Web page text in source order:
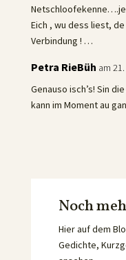
Eich , wu dess liest,
Verbindung ! …
Petra RieBüh am
Genauso isch’s! Sin
kann im Moment au
Noch
Hier auf dem
Gedichte,